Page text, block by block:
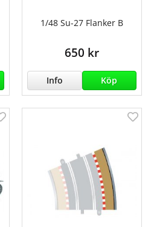
1/48 Su-27 Flanker B
650 kr
Info Köp